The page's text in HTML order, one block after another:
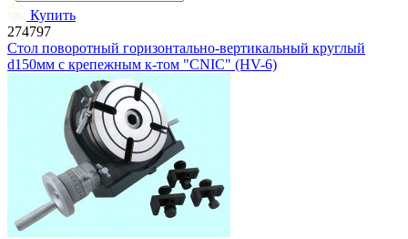
Купить
274797
Стол поворотный горизонтально-вертикальный круглый
d150мм с крепежным к-том "CNIC" (HV-6)